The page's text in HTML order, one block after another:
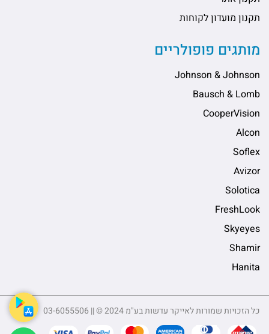
תקנון מועדון לקוחות
מותגים פופולריים
Johnson & Johnson
Bausch & Lomb
CooperVision
Alcon
Soflex
Avizor
Solotica
FreshLook
Skyeyes
Shamir
Hanita
כל הזכויות שמורות לאייקר עדשות בע"מ 2024 © || 03-6055506